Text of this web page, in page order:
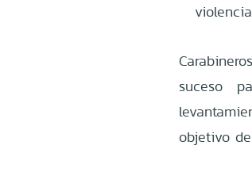
suceso
objetivo